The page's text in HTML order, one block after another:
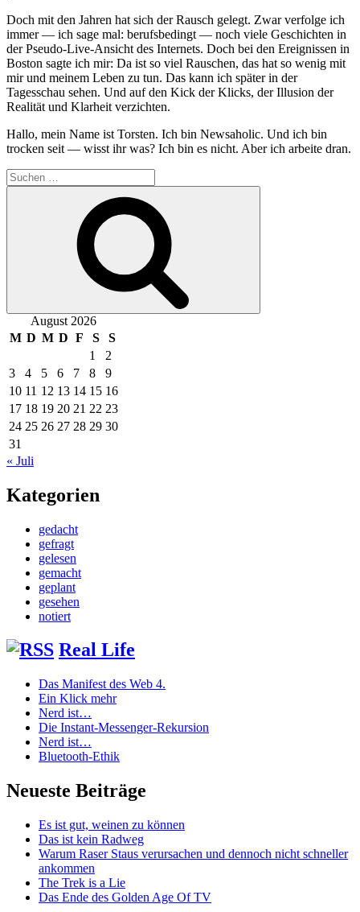
Doch mit den Jahren hat sich der Rausch gelegt. Zwar verfolge ich
immer — ich sage mal: berufsbedingt — noch viele Geschichten in
der Pseudo-Live-Ansicht des Internets. Doch bei den Ereignissen in
Boston sagte ich mir: Da ist so viel Rauschen, das hat so wenig mit
mir und meinem Leben zu tun. Das kann ich später in der
Tagesschau sehen. Und auf den Kick der Klicks, der Illusion der
Realität und Klarheit verzichten.
Hallo, mein Name ist Torsten. Ich bin Newsaholic. Und ich bin
trocken seit — wisst ihr was? Ich bin es nicht. Aber ich arbeite dran.
Suche
nach:
August 2026
M D M D F S
S
1
2
3
4 5 6 7 8
9
10 11 12 13 14 15 16
17 18 19 20 21 22 23
24 25 26 27 28 29 30
31
« Juli
Kategorien
gedacht
gefragt
gelesen
gemacht
geplant
gesehen
notiert
Real Life
Das Manifest des Web 4.
Ein Klick mehr
Nerd ist…
Die Instant-Messenger-Rekursion
Nerd ist…
Bluetooth-Ethik
Neueste Beiträge
Es ist gut, weinen zu können
Das ist kein Radweg
Warum Raser Staus verursachen und dennoch nicht schneller
ankommen
The Trek is a Lie
Das Ende des Golden Age Of TV